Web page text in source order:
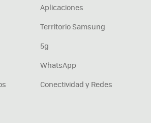
Aplicaciones
Territorio Samsung
5g
WhatsApp
Conectividad y Redes